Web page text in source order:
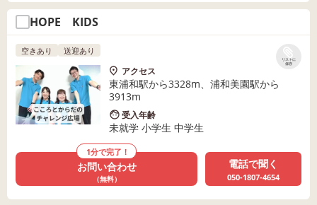
HOPE KIDS
リストに
保存
空きあり 送迎あり
アクセス
東浦和駅から3328m、浦和美園駅から
3913m
受入年齢
未就学 小学生 中学生
1分で完了！
お問い合わせ
（無料）
電話で聞く
050-1807-4654